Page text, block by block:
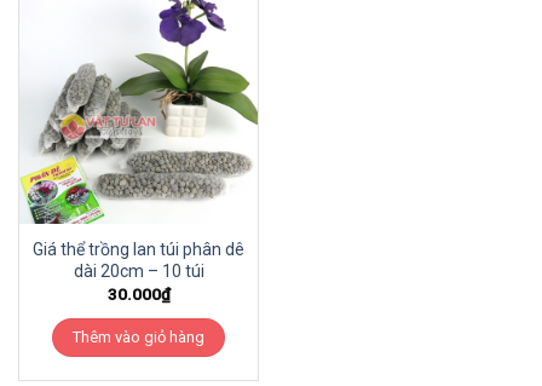
Giá thể trồng lan túi phân dê
dài 20cm – 10 túi
30.000₫
Thêm vào giỏ hàng